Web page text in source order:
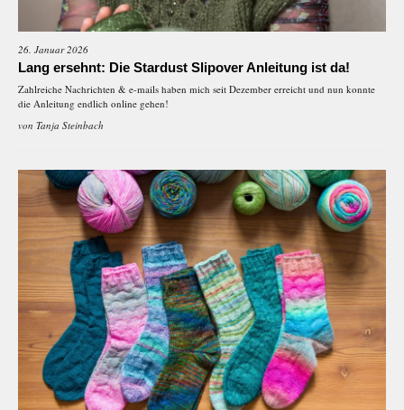
26. Januar 2026
Lang ersehnt: Die Stardust Slipover Anleitung ist da!
Zahlreiche Nachrichten & e-mails haben mich seit Dezember erreicht und nun konnte
die Anleitung endlich online gehen!
von Tanja Steinbach